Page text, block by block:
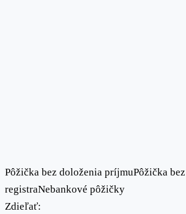
Pôžička bez doloženia príjmuPôžička bez
registraNebankové pôžičky
Zdieľať: